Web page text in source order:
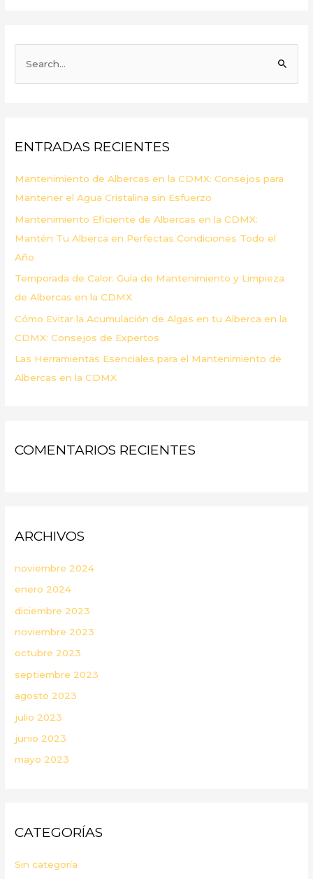
r
o
r
:
ENTRADAS RECIENTES
Mantenimiento de Albercas en la CDMX: Consejos para
Mantener el Agua Cristalina sin Esfuerzo
Mantenimiento Eficiente de Albercas en la CDMX:
Mantén Tu Alberca en Perfectas Condiciones Todo el
Año
Temporada de Calor: Guía de Mantenimiento y Limpieza
de Albercas en la CDMX
Cómo Evitar la Acumulación de Algas en tu Alberca en la
CDMX: Consejos de Expertos
Las Herramientas Esenciales para el Mantenimiento de
Albercas en la CDMX
COMENTARIOS RECIENTES
ARCHIVOS
noviembre 2024
enero 2024
diciembre 2023
noviembre 2023
octubre 2023
septiembre 2023
agosto 2023
julio 2023
junio 2023
mayo 2023
CATEGORÍAS
Sin categoría